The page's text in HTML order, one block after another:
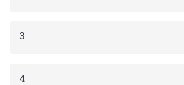
3
4